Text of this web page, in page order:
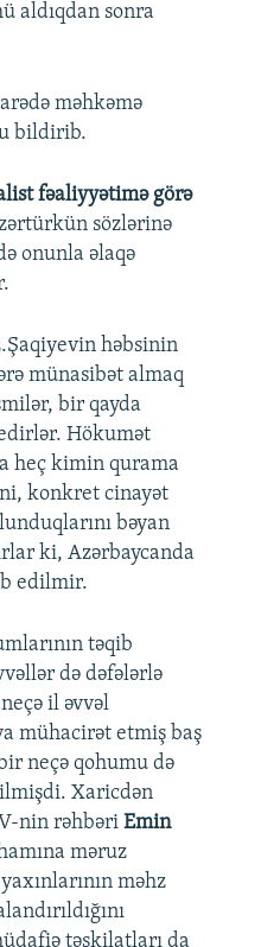
aldıqdan sonra
məhkəmə
bildirib.
fəaliyyətimə görə
sözlərinə
onunla əlaqə
həbsinin
münasibət almaq
bir qayda
Hökumət
heç kimin qurama
konkret cinayət
bəyan
ki, Azərbaycanda
edilmir.
təqib
də dəfələrlə
il əvvəl
mühacirət etmiş baş
neçə qohumu də
Xaricdən
nin rəhbəri Emin
məruz
məhz
təşkilatları da